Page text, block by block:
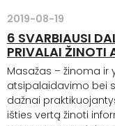
2019-08-19
6 SVARBIAUSI
PRIVALAI ŽINOTI
Masažas – žinoma
atsipalaidavimo bei
dažnai
išties vertą žinoti